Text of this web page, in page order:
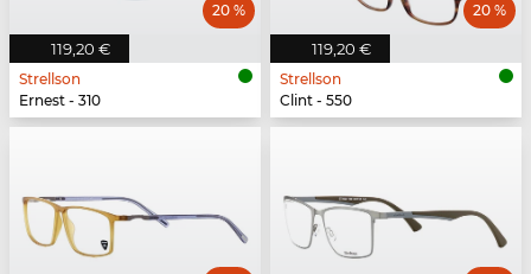
119,20 €
20 %
Strellson
Ernest - 310
119,20 €
20 %
Strellson
Clint - 550